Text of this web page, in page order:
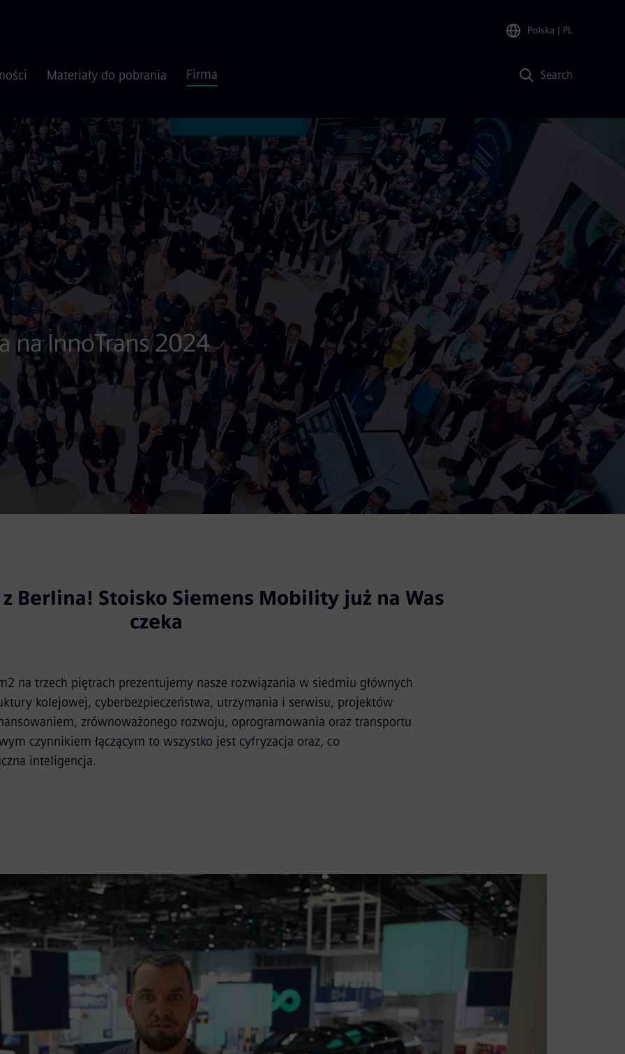
Polska | PL
Materiały do pobrania Firma Search
na InnoTrans 2024
Berlina! Stoisko Siemens Mobility już na Was
czeka
na trzech piętrach prezentujemy nasze rozwiązania w siedmiu głównych
kolejowej, cyberbezpieczeństwa, utrzymania i serwisu, projektów
zrównoważonego rozwoju, oprogramowania oraz transportu
czynnikiem łączącym to wszystko jest cyfryzacja oraz, co
inteligencja.